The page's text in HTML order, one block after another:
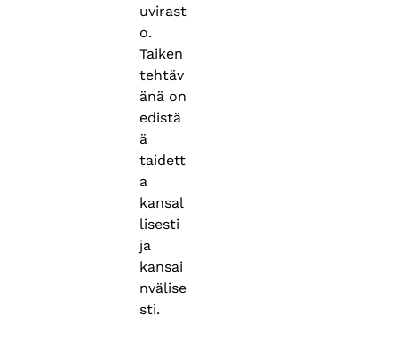
uvirast
o.
Taiken
tehtäv
änä on
edistä
ä
taidett
a
kansal
lisesti
ja
kansai
nvälise
sti.